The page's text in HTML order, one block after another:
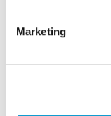
Marketing